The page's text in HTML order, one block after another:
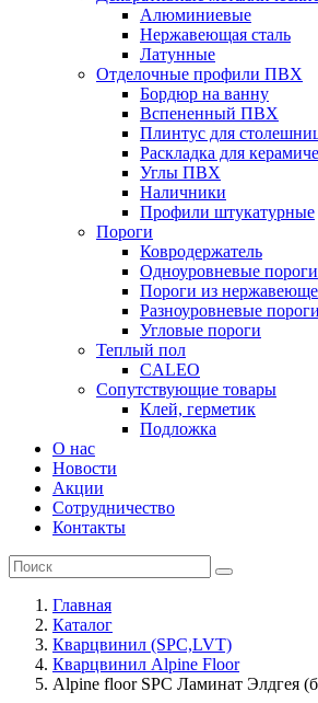
Алюминиевые
Нержавеющая сталь
Латунные
Отделочные профили ПВХ
Бордюр на ванну
Вспененный ПВХ
Плинтус для
Раскладка для
Углы ПВХ
Наличники
Профили штукатурные
Пороги
Ковродержатель
Одноуровневые пороги
Пороги из
Разноуровневые пороги
Угловые пороги
Теплый пол
CALEO
Сопутствующие товары
Клей, герметик
Подложка
О нас
Новости
Акции
Сотрудничество
Контакты
Главная
Каталог
Кварцвинил (SPC,LVT)
Кварцвинил Alpine Floor
Alpine floor SPC Ламинат Элдгея